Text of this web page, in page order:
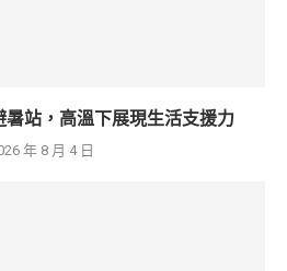
暑站，高溫下展現生活支援力
年 8 月 4 日